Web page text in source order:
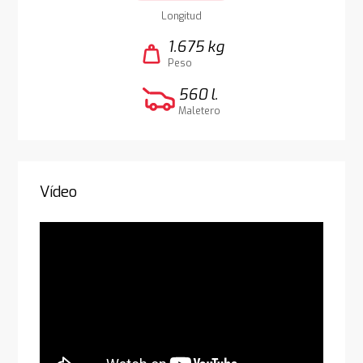
Longitud
weight 1.675 kg
Peso
560 l.
Maletero
Vídeo